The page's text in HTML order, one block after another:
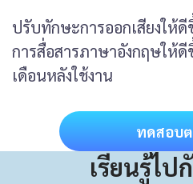
ปรับทักษะการออกเสียงให้
การสื่อสารภาษาอังกฤษให้
เดือนหลังใช้งาน
ทดสอบ
เรียนรู้ไป